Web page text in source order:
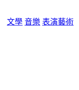
文學 音樂 表演藝術